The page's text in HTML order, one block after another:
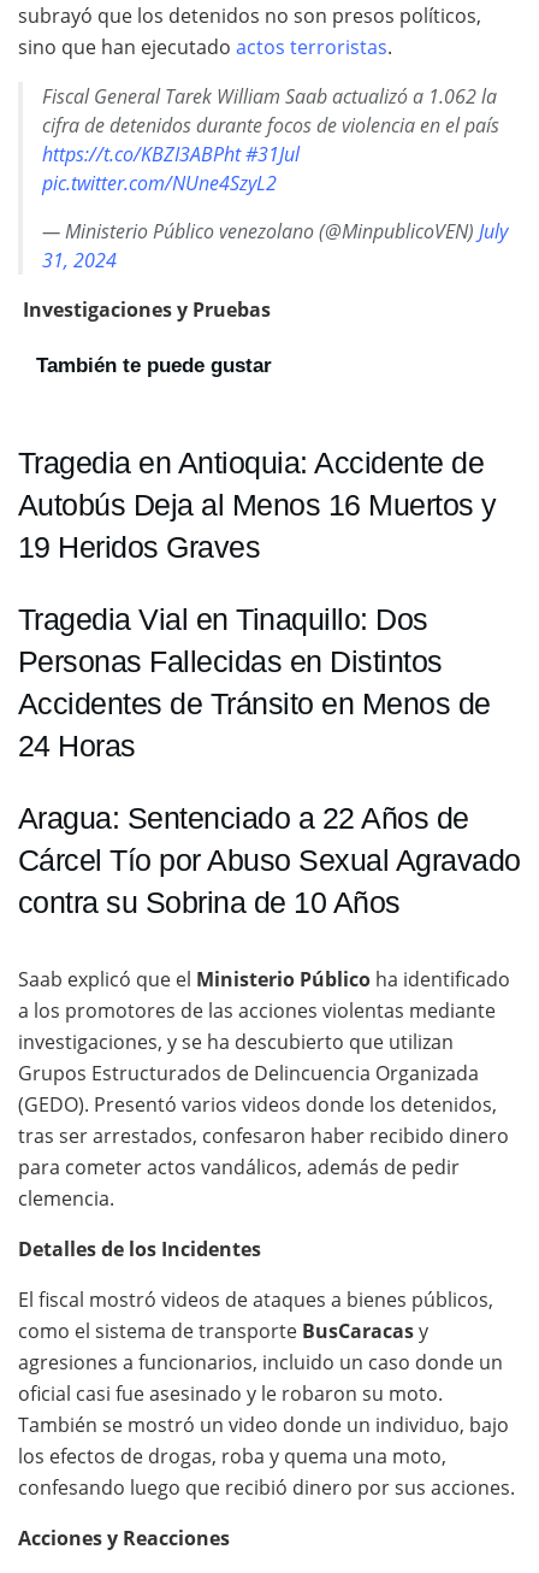
subrayó que los detenidos no son presos políticos,
sino que han ejecutado actos terroristas.
Fiscal General Tarek William Saab actualizó a 1.062 la
cifra de detenidos durante focos de violencia en el país
https://t.co/KBZI3ABPht#31Jul
pic.twitter.com/NUne4SzyL2
— Ministerio Público venezolano (@MinpublicoVEN) July
31, 2024
Investigaciones y Pruebas
También te puede gustar
Tragedia en Antioquia: Accidente de
Autobús Deja al Menos 16 Muertos y
19 Heridos Graves
Tragedia Vial en Tinaquillo: Dos
Personas Fallecidas en Distintos
Accidentes de Tránsito en Menos de
24 Horas
Aragua: Sentenciado a 22 Años de
Cárcel Tío por Abuso Sexual Agravado
contra su Sobrina de 10 Años
Saab explicó que el Ministerio Público ha identificado
a los promotores de las acciones violentas mediante
investigaciones, y se ha descubierto que utilizan
Grupos Estructurados de Delincuencia Organizada
(GEDO). Presentó varios videos donde los detenidos,
tras ser arrestados, confesaron haber recibido dinero
para cometer actos vandálicos, además de pedir
clemencia.
Detalles de los Incidentes
El fiscal mostró videos de ataques a bienes públicos,
como el sistema de transporte BusCaracasy
agresiones a funcionarios, incluido un caso donde un
oficial casi fue asesinado y le robaron su moto.
También se mostró un video donde un individuo, bajo
los efectos de drogas, roba y quema una moto,
confesando luego que recibió dinero por sus acciones.
Acciones y Reacciones